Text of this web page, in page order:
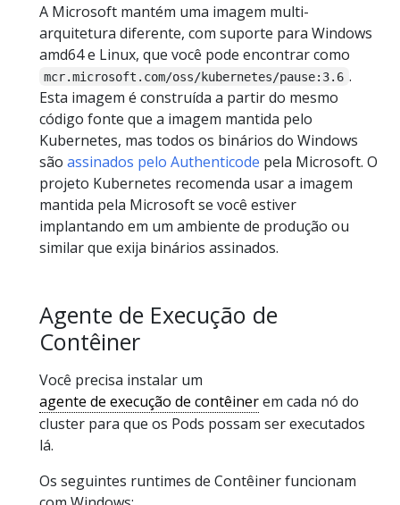
A Microsoft mantém uma imagem multi-
arquitetura diferente, com suporte para Windows
amd64 e Linux, que você pode encontrar como
mcr.microsoft.com/oss/kubernetes/pause:3.6 .
Esta imagem é construída a partir do mesmo
código fonte que a imagem mantida pelo
Kubernetes, mas todos os binários do Windows
são assinados pelo Authenticode pela Microsoft. O
projeto Kubernetes recomenda usar a imagem
mantida pela Microsoft se você estiver
implantando em um ambiente de produção ou
similar que exija binários assinados.
Agente de Execução de
Contêiner
Você precisa instalar um
agente de execução de contêinerem cada nó do
cluster para que os Pods possam ser executados
lá.
Os seguintes runtimes de Contêiner funcionam